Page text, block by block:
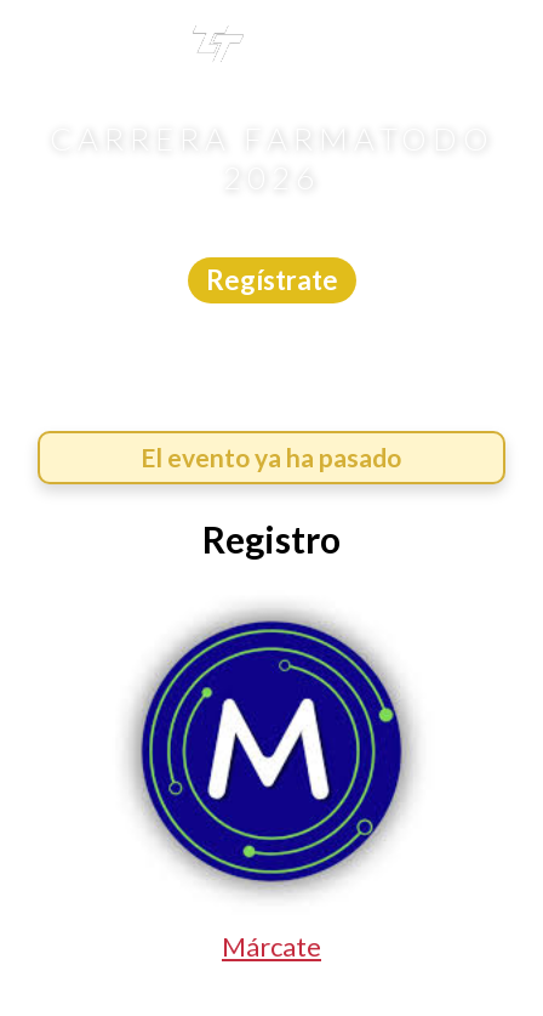
CARRERA FARMATODO
Regístrate
El evento ya ha pasado
Registro
Márcate